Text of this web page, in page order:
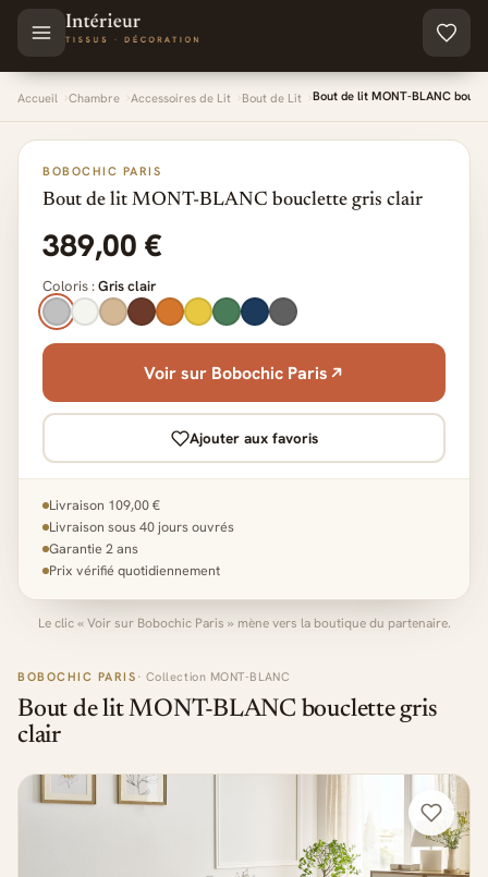
Aller au contenu principal
Accueil Chambre Accessoires de Lit Bout de Lit Bout de lit MONT-BLANC
BOBOCHIC PARIS · Collection MONT-BLANC
Bout de lit MONT-BLANC bouclette gris
clair
BOBOCHIC PARIS
Bout de lit MONT-BLANC bouclette gris clair
389,00 €
Coloris :Gris clair
Voir sur Bobochic Paris
Ajouter aux favoris
Livraison 109,00 €
Livraison sous 40 jours ouvrés
Garantie 2 ans
Prix vérifié quotidiennement
Le clic « Voir sur Bobochic Paris » mène vers la boutique du partenaire.